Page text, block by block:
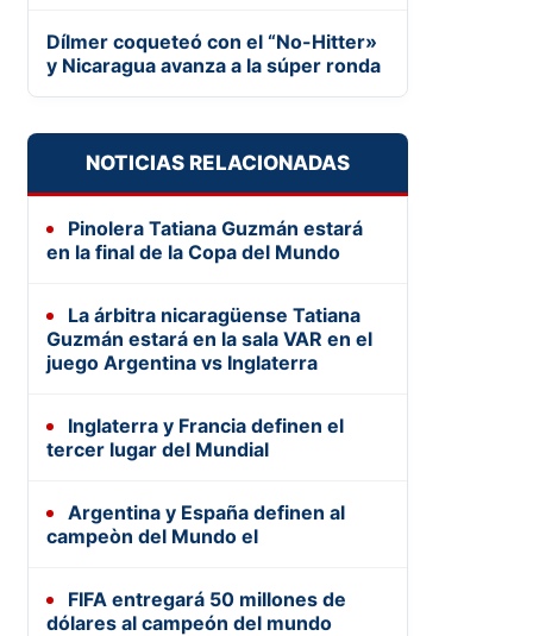
Dílmer coqueteó con el “No-Hitter»
y Nicaragua avanza a la súper ronda
NOTICIAS RELACIONADAS
Pinolera Tatiana Guzmán estará
en la final de la Copa del Mundo
La árbitra nicaragüense Tatiana
Guzmán estará en la sala VAR en el
juego Argentina vs Inglaterra
Inglaterra y Francia definen el
tercer lugar del Mundial
Argentina y España definen al
campeòn del Mundo el
FIFA entregará 50 millones de
dólares al campeón del mundo